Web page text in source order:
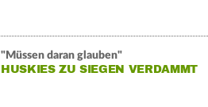
"Müssen daran glauben"
HUSKIES ZU SIEGEN VERDAMMT